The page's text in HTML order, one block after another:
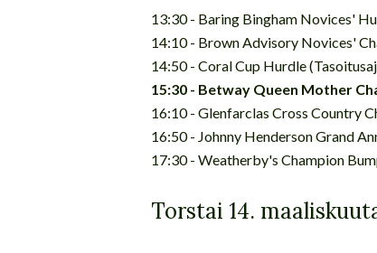
13:30 - Baring Bingham Novices'
14:10 - Brown Advisory Novices'
14:50 - Coral Cup Hurdle
15:30 - Betway Queen Mother
16:10 - Glenfarclas Cross Country
16:50 - Johnny Henderson Grand
17:30 - Weatherby's Champion
Torstai 14.